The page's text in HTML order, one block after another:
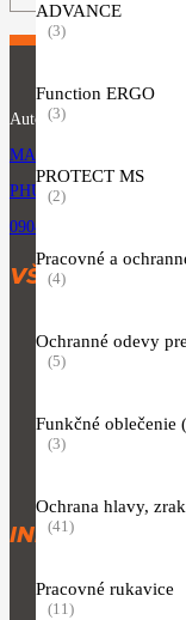
ADVANCE
(3)
Function ERGO
(3)
PROTECT MS
(2)
Pracovné a
(4)
Ochranné odevy
(5)
Funkčné oblečenie
(3)
Ochrana hlavy,
(41)
Pracovné rukavice
(11)
Autorizovaný predajca
MARTINA RÁZUSA
PHUJIK@GMAIL.COM
0904 954 064
VŠETKY
Vyžínače a
Náradie pre
INFORMÁCIE K
Obchodné